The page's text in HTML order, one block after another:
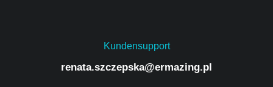
Kundensupport
renata.szczepska@ermazing.pl